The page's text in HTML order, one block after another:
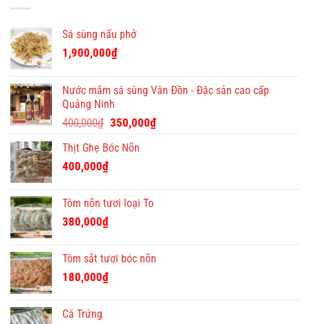
Tết
Việt
chỉ
nghĩa
độc
đáo
Sá sùng nấu phở
1,900,000₫
Nước mắm sá sùng Vân Đồn - Đặc sản cao cấp
Quảng Ninh
400,000₫ Giá
là:
350,000₫Giá
Thịt Ghẹ Bóc Nõn
400,000₫
Tôm nõn tươi loại To
380,000₫
Tôm sắt tươi bóc nõn
180,000₫
Cá Trứng